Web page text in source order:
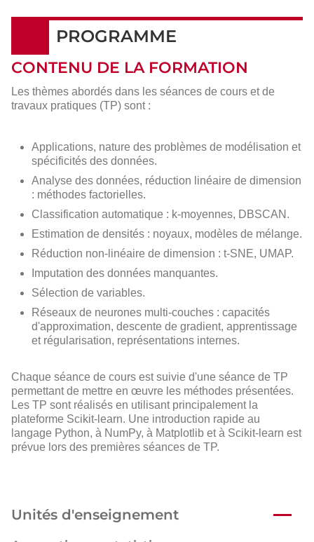
PROGRAMME
CONTENU DE LA FORMATION
Les thèmes abordés dans les séances de cours et de
travaux pratiques (TP) sont :
Applications, nature des problèmes de modélisation et
spécificités des données.
Analyse des données, réduction linéaire de dimension
: méthodes factorielles.
Classification automatique : k-moyennes, DBSCAN.
Estimation de densités : noyaux, modèles de mélange.
Réduction non-linéaire de dimension : t-SNE, UMAP.
Imputation des données manquantes.
Sélection de variables.
Réseaux de neurones multi-couches : capacités
d'approximation, descente de gradient, apprentissage
et régularisation, représentations internes.
Chaque séance de cours est suivie d'une séance de TP
permettant de mettre en œuvre les méthodes présentées.
Les TP sont réalisés en utilisant principalement la
plateforme Scikit-learn. Une introduction rapide au
langage Python, à NumPy, à Matplotlib et à Scikit-learn est
prévue lors des premières séances de TP.
Unités d'enseignement